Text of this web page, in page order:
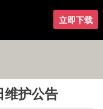
立即下载
维护公告